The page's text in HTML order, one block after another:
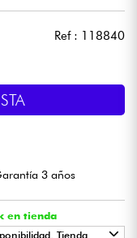
Ref : 118840
3 años
en tienda
Tienda